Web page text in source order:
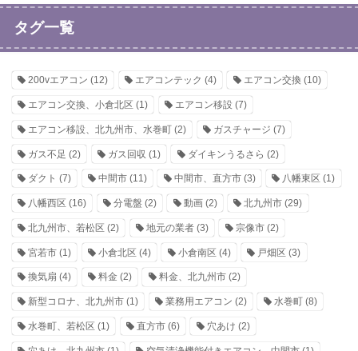
タグ一覧
200vエアコン (12) エアコンテック (4) エアコン交換 (10)
エアコン交換、小倉北区 (1) エアコン移設 (7)
エアコン移設、北九州市、水巻町 (2) ガスチャージ (7)
ガス不足 (2) ガス回収 (1) ダイキンうるさら (2)
ダクト (7) 中間市(11) 中間市、直方市(3) 八幡東区 (1)
八幡西区 (16) 分電盤 (2) 動画(2) 北九州市 (29)
北九州市、若松区 (2) 地元の業者(3) 宗像市(2)
宮若市 (1) 小倉北区 (4) 小倉南区 (4) 戸畑区 (3)
換気扇 (4) 料金 (2) 料金、北九州市(2)
新型コロナ、北九州市 (1) 業務用エアコン (2) 水巻町(8)
水巻町、若松区 (1) 直方市(6) 穴あけ (2)